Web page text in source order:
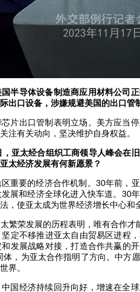
半导体设备制造商应用材料公司
出口设备，涉嫌规避美国的出口管
片出口管制表明立场。美方应当
注有关动向，坚决维护自身权益。
亚太经合组织工商领导人峰会在
太经济发展有何新愿景？
重要的经济合作机制。30年前，
展和经济全球化进入快车道。30
，使亚太成为世界经济增长中心和
繁荣发展的历程表明，唯有合作
定不移推进亚太自由贸易区进程
发展战略对接，打造合作共赢的
，为亚太合作指明了方向。中方
界。
国经济持续回升向好，增速在全